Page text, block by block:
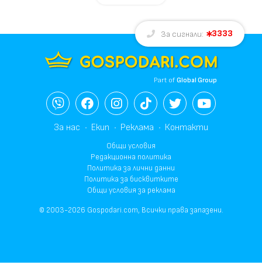
За сигнали: 3333
Part ofGlobal Group
За нас Екип Реклама Контакти
Общи условия
Редакционна политика
Политика за лични данни
Политика за бисквитките
Общи условия за реклама
© 2003-2026 Gospodari.com, Всички права запазени.